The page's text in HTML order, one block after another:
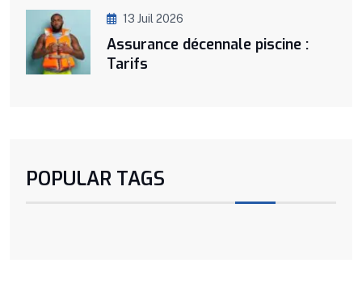
13 Juil 2026
Assurance décennale piscine :
Tarifs
POPULAR TAGS